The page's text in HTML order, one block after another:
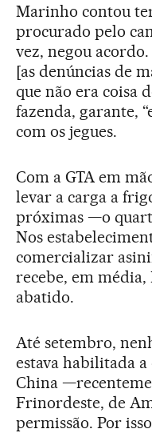
Marinho contou
procurado pelo
vez, negou
[as denúncias de
que não era coisa
fazenda, garante,
com os jegues.
Com a GTA em
levar a carga a
próximas —o
Nos
comercializar
recebe, em
abatido.
Até setembro,
estava habilitada
China
Frinordeste, de
permissão. Por